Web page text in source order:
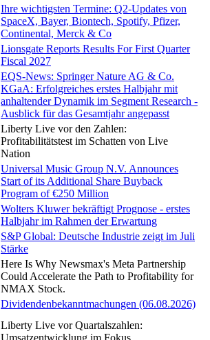
Ihre wichtigsten Termine: Q2-Updates von
SpaceX, Bayer, Biontech, Spotify, Pfizer,
Continental, Merck & Co
Lionsgate Reports Results For First Quarter
Fiscal 2027
EQS-News: Springer Nature AG & Co.
KGaA: Erfolgreiches erstes Halbjahr mit
anhaltender Dynamik im Segment Research -
Ausblick für das Gesamtjahr angepasst
Liberty Live vor den Zahlen:
Profitabilitätstest im Schatten von Live
Nation
Universal Music Group N.V. Announces
Start of its Additional Share Buyback
Program of €250 Million
Wolters Kluwer bekräftigt Prognose - erstes
Halbjahr im Rahmen der Erwartung
S&P Global: Deutsche Industrie zeigt im Juli
Stärke
Here Is Why Newsmax's Meta Partnership
Could Accelerate the Path to Profitability for
NMAX Stock.
Dividendenbekanntmachungen (06.08.2026)
Liberty Live vor Quartalszahlen:
Umsatzentwicklung im Fokus